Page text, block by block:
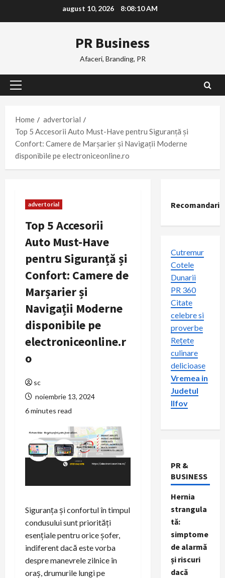
august 10, 2026 8:08:11 AM
PR Business
Afaceri, Branding, PR
Primary
Home
advertorial
Top 5 Accesorii Auto Must-Have pentru Siguranță și
Confort: Camere de Marșarier și Navigații Moderne
disponibile pe electroniceonline.ro
advertorial
Top 5 Accesorii
Auto Must-Have
pentru Siguranță și
Confort: Camere de
Marșarier și
Navigații Moderne
disponibile pe
electroniceonline.r
o
sc
noiembrie 13, 2024
6 minutes read
Siguranța și confortul în timpul
condusului sunt priorități
esențiale pentru orice șofer,
indiferent dacă este vorba
despre manevrele zilnice în
oraș, drumurile lungi pe
Recomandari
Cutremur
Cotele
Dunarii
PR 360
Citate
celebre si
proverbe
Rețete
culinare
delicioase
Vremea in
Judetul
Ilfov
PR &
BUSINESS
Hernia
strangula
tă:
simptome
de alarmă
și riscuri
dacă